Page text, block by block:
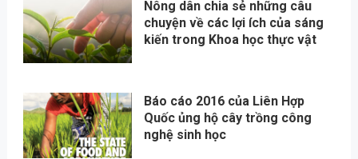
Nông dân chia sẻ những câu
chuyện về các lợi ích của sáng
kiến trong Khoa học thực vật
Báo cáo 2016 của Liên Hợp
Quốc ủng hộ cây trồng công
nghệ sinh học